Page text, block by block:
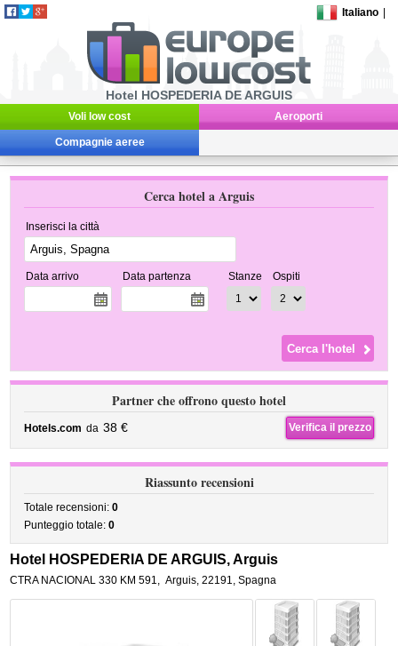
Italiano
Hotel HOSPEDERIA DE ARGUIS
Voli low cost Aeroporti
Compagnie aeree
Cerca hotel a Arguis
Inserisci la città
Data arrivo Data partenza Stanze Ospiti
Partner che offrono questo hotel
Hotels.com da 38 € Verifica il prezzo
Riassunto recensioni
Totale recensioni:0
Punteggio totale:0
Hotel HOSPEDERIA DE ARGUIS, Arguis
CTRA NACIONAL 330 KM 591, Arguis,22191, Spagna